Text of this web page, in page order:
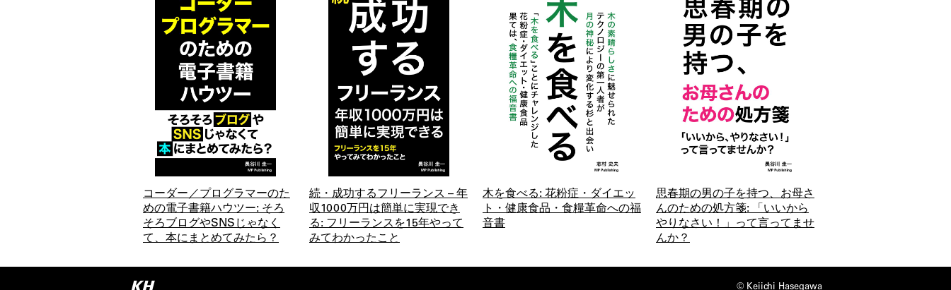
コーダー／プログラマーのた
めの電子書籍ハウツー: そろ
そろブログやSNSじゃなく
て、本にまとめてみたら？
続・成功するフリーランス – 年
収1000万円は簡単に実現でき
る: フリーランスを15年やって
みてわかったこと
木を食べる: 花粉症・ダイエッ
ト・健康食品・食糧革命への福
音書
思春期の男の子を持つ、お母さ
んのための処方箋: 「いいから
やりなさい！」って言ってませ
んか？
© Keiichi Hasegawa